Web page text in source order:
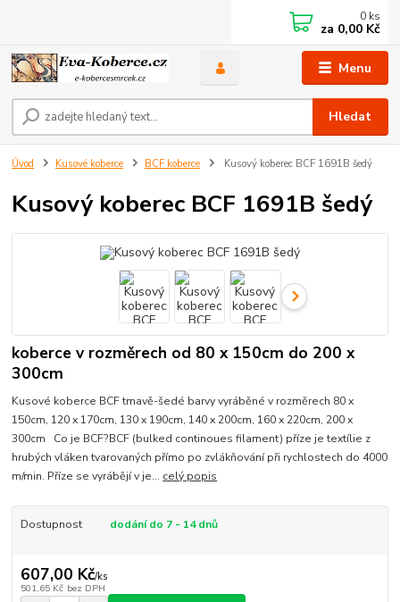
Menu
Hledat
0 ks
za 0,00 Kč
Úvod Kusové koberce BCF koberce Kusový koberec BCF 1691B šedý
Kusový koberec BCF 1691B šedý
koberce v rozměrech od 80 x 150cm do 200 x
300cm
Kusové koberce BCF tmavě-šedé barvy vyráběné v rozměrech 80 x
150cm, 120 x 170cm, 130 x 190cm, 140 x 200cm, 160 x 220cm, 200 x
300cm Co je BCF?BCF (bulked continoues filament) příze je textílie z
hrubých vláken tvarovaných přímo po zvlákňování při rychlostech do 4000
m/min. Příze se vyrábějí v je... celý popis
Dostupnost dodání do 7 - 14 dnů
607,00 Kč/ks
501,65 Kč bez DPH